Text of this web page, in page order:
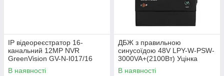
IP відеореєстратор 16-
канальний 12MP NVR
GreenVision GV-N-I017/16
Уцінка
В наявності
ДБЖ з правильною
синусоїдою 48V LPY-W-PSW-
3000VA+(2100Вт) Уцінка
В наявності